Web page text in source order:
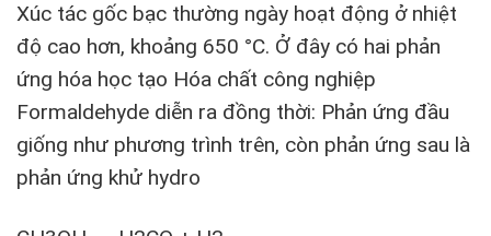
Xúc tác gốc bạc thường ngày hoạt động ở nhiệt
độ cao hơn, khoảng 650 °C. Ở đây có hai phản
ứng hóa học tạo Hóa chất công nghiệp
Formaldehyde diễn ra đồng thời: Phản ứng đầu
giống như phương trình trên, còn phản ứng sau là
phản ứng khử hydro